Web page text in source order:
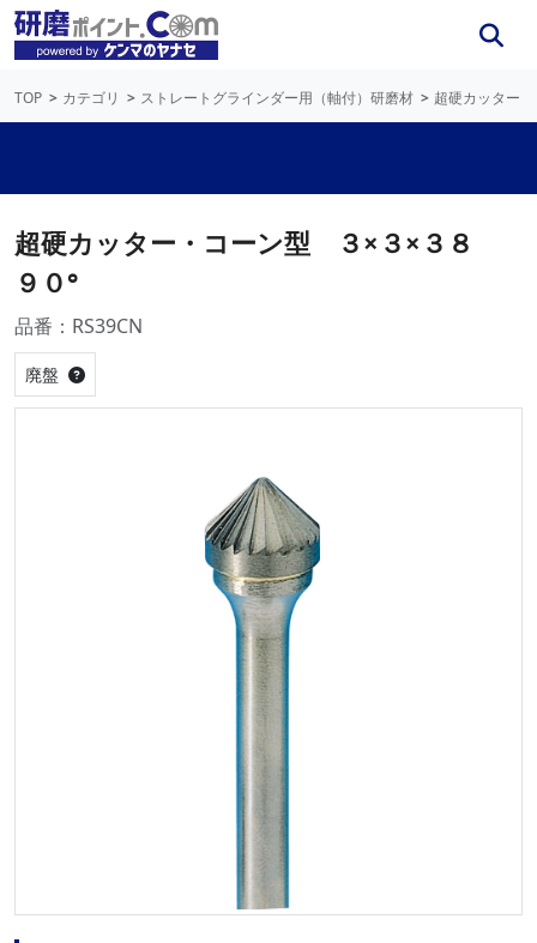
TOP カテゴリ ストレートグラインダー用（軸付）研磨材 超硬カッター
超硬カッター・コーン型 ３×３×３８
９０°
品番：RS39CN
廃盤